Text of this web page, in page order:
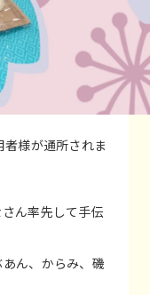
様が通所されま
ん率先して手伝
ん、からみ、磯